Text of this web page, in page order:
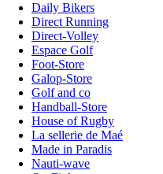
Daily Bikers
Direct Running
Direct-Volley
Espace Golf
Foot-Store
Galop-Store
Golf and co
Handball-Store
House of Rugby
La sellerie de Maé
Made in Paradis
Nauti-wave